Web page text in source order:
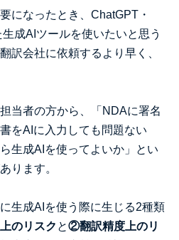
になったとき、ChatGPT・
成AIツールを使いたいと思う
訳会社に依頼するより早く、
当者の方から、「NDAに署名
をAIに入力しても問題ない
生成AIを使ってよいか」とい
ります。
生成AIを使う際に生じる2種類
のリスク と②翻訳精度上のリ